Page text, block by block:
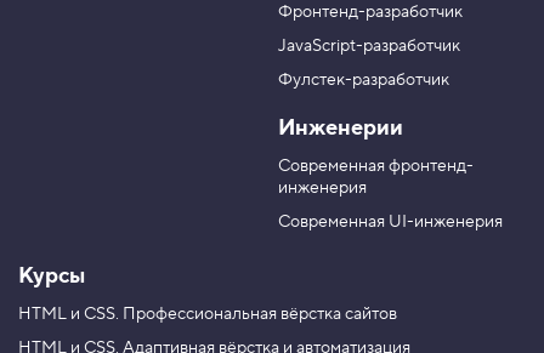
в
e
e
r
a
m
в
A
Фронтенд-разработчик
JavaScript-разработчик
Фулстек-разработчик
Инженерии
Современная фронтенд-
инженерия
Современная UI-инженерия
Курсы
HTML и CSS. Профессиональная вёрстка сайтов
HTML и CSS. Адаптивная вёрстка и автоматизация